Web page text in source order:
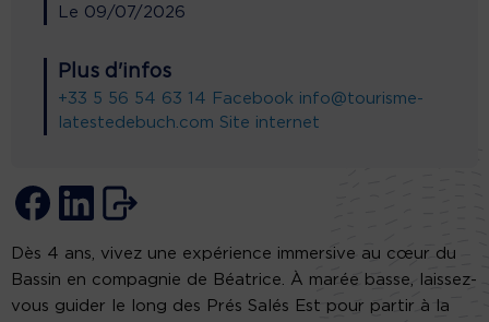
Le 09/07/2026
Plus d'infos
+33 5 56 54 63 14 Facebook info@tourisme-
latestedebuch.com Site internet
Dès 4 ans, vivez une expérience immersive au cœur du
Bassin en compagnie de Béatrice. À marée basse, laissez-
vous guider le long des Prés Salés Est pour partir à la